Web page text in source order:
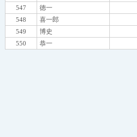
547
徳一
548
喜一郎
549
博史
550
恭一